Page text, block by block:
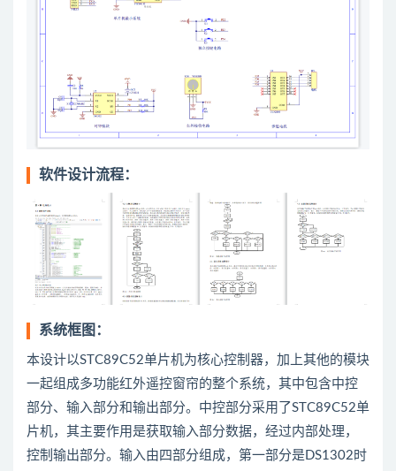
软件设计流程：
系统框图：
本设计以STC89C52单片机为核心控制器，加上其他的模块
一起组成多功能红外遥控窗帘的整个系统，其中包含中控
部分、输入部分和输出部分。中控部分采用了STC89C52单
片机，其主要作用是获取输入部分数据，经过内部处理，
控制输出部分。输入由四部分组成，第一部分是DS1302时